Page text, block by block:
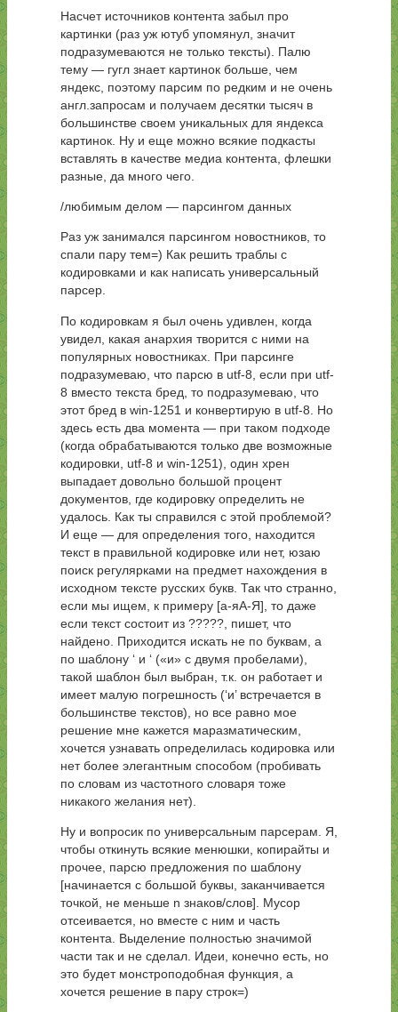
Насчет источников контента забыл про
картинки (раз уж ютуб упомянул, значит
подразумеваются не только тексты). Палю
тему — гугл знает картинок больше, чем
яндекс, поэтому парсим по редким и не очень
англ.запросам и получаем десятки тысяч в
большинстве своем уникальных для яндекса
картинок. Ну и еще можно всякие подкасты
вставлять в качестве медиа контента, флешки
разные, да много чего.
/любимым делом — парсингом данных
Раз уж занимался парсингом новостников, то
спали пару тем=) Как решить траблы с
кодировками и как написать универсальный
парсер.
По кодировкам я был очень удивлен, когда
увидел, какая анархия творится с ними на
популярных новостниках. При парсинге
подразумеваю, что парсю в utf-8, если при utf-
8 вместо текста бред, то подразумеваю, что
этот бред в win-1251 и конвертирую в utf-8. Но
здесь есть два момента — при таком подходе
(когда обрабатываются только две возможные
кодировки, utf-8 и win-1251), один хрен
выпадает довольно большой процент
документов, где кодировку определить не
удалось. Как ты справился с этой проблемой?
И еще — для определения того, находится
текст в правильной кодировке или нет, юзаю
поиск регулярками на предмет нахождения в
исходном тексте русских букв. Так что странно,
если мы ищем, к примеру [a-яА-Я], то даже
если текст состоит из ?????, пишет, что
найдено. Приходится искать не по буквам, а
по шаблону ‘ и ‘ («и» с двумя пробелами),
такой шаблон был выбран, т.к. он работает и
имеет малую погрешность (‘и’ встречается в
большинстве текстов), но все равно мое
решение мне кажется маразматическим,
хочется узнавать определилась кодировка или
нет более элегантным способом (пробивать
по словам из частотного словаря тоже
никакого желания нет).
Ну и вопросик по универсальным парсерам. Я,
чтобы откинуть всякие менюшки, копирайты и
прочее, парсю предложения по шаблону
[начинается с большой буквы, заканчивается
точкой, не меньше n знаков/слов]. Мусор
отсеивается, но вместе с ним и часть
контента. Выделение полностью значимой
части так и не сделал. Идеи, конечно есть, но
это будет монстроподобная функция, а
хочется решение в пару строк=)